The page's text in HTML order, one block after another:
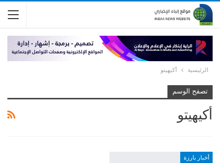
الرئيسية أكيهيتو
تصفح الوسم
أكيهيتو
أخبار بارزة